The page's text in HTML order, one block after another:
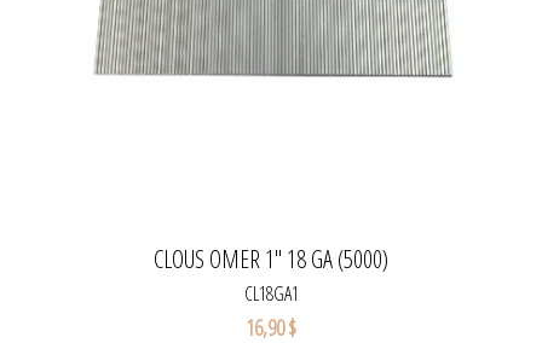
CLOUS OMER 1" 18 GA (5000)
CL18GA1
16,90 $